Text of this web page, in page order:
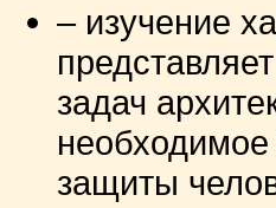
– изучение
задач
защиты